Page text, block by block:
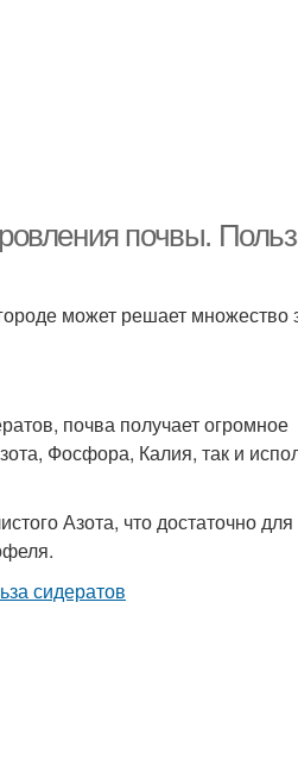
почвы.
может решает множество
почва получает огромное
Фосфора, Калия, так и
Азота, что достаточно для